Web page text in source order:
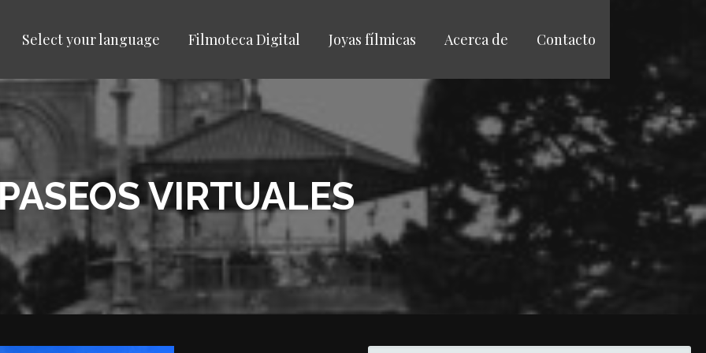
Select your language Filmoteca Digital Joyas fílmicas Acerca de Contacto
VIRTUALES